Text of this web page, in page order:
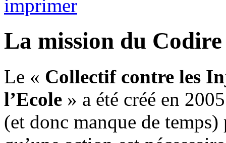
La mission du Codire
Le « Collectif contre les
l’Ecole » a été créé en
(et donc manque de